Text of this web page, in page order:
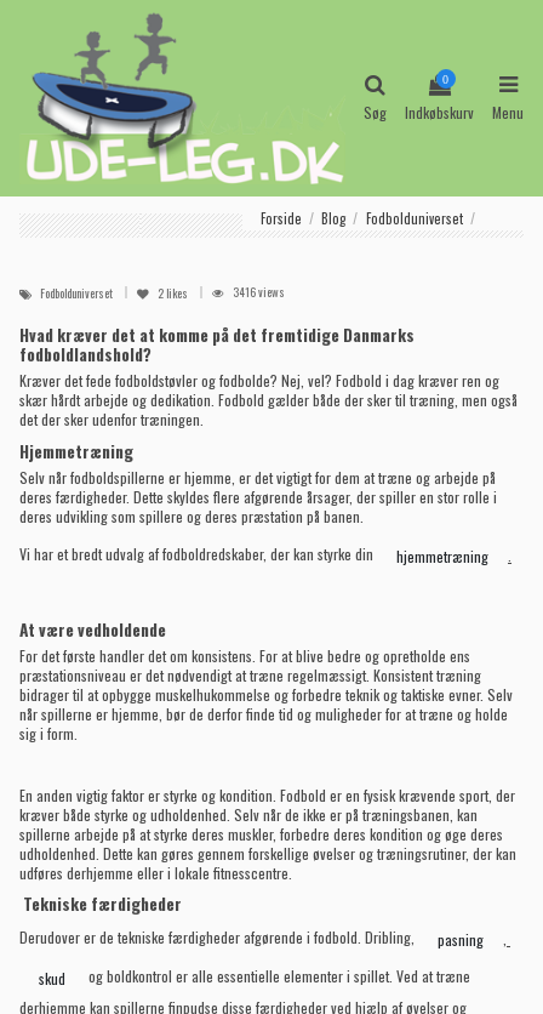
Søg
0
Indkøbskurv Menu
Forside Blog Fodbolduniverset
Fodbolduniverset 2 likes 3416 views
Hvad kræver det at komme på det fremtidige Danmarks
fodboldlandshold?
Kræver det fede fodboldstøvler og fodbolde? Nej, vel? Fodbold i dag kræver ren og
skær hårdt arbejde og dedikation. Fodbold gælder både der sker til træning, men også
det der sker udenfor træningen.
Hjemmetræning
Selv når fodboldspillerne er hjemme, er det vigtigt for dem at træne og arbejde på
deres færdigheder. Dette skyldes flere afgørende årsager, der spiller en stor rolle i
deres udvikling som spillere og deres præstation på banen.
Vi har et bredt udvalg af fodboldredskaber, der kan styrke din
hjemmetræning
At være vedholdende
For det første handler det om konsistens. For at blive bedre og opretholde ens
præstationsniveau er det nødvendigt at træne regelmæssigt. Konsistent træning
bidrager til at opbygge muskelhukommelse og forbedre teknik og taktiske evner. Selv
når spillerne er hjemme, bør de derfor finde tid og muligheder for at træne og holde
sig i form.
En anden vigtig faktor er styrke og kondition. Fodbold er en fysisk krævende sport, der
kræver både styrke og udholdenhed. Selv når de ikke er på træningsbanen, kan
spillerne arbejde på at styrke deres muskler, forbedre deres kondition og øge deres
udholdenhed. Dette kan gøres gennem forskellige øvelser og træningsrutiner, der kan
udføres derhjemme eller i lokale fitnesscentre.
Tekniske færdigheder
Derudover er de tekniske færdigheder afgørende i fodbold. Dribling, pasning
skud
og boldkontrol er alle essentielle elementer i spillet. Ved at træne
derhjemme kan spillerne finpudse disse færdigheder ved hjælp af øvelser og